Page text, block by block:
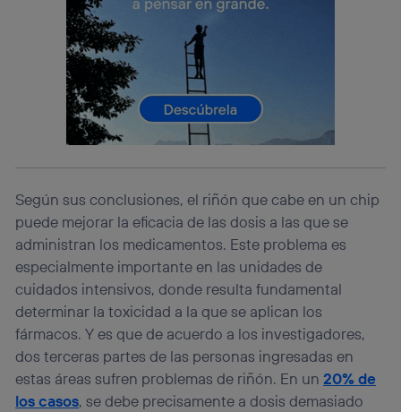
Según sus conclusiones, el riñón que cabe en un chip
puede mejorar la eficacia de las dosis a las que se
administran los medicamentos. Este problema es
especialmente importante en las unidades de
cuidados intensivos, donde resulta fundamental
determinar la toxicidad a la que se aplican los
fármacos. Y es que de acuerdo a los investigadores,
dos terceras partes de las personas ingresadas en
estas áreas sufren problemas de riñón. En un20% de
los casos, se debe precisamente a dosis demasiado
identificador. Típicamente:
Si utilizas unaconexión de banda ancha
el marketing o análisis se realizará en función de las
actividades de navegación de los miembros del hogar
que hayan dado su consentimiento.
Si utilizasdatos móviles, el marketing será más
personalizado, ya que se basará únicamente en la
navegación del usuario del móvil.
Puedes gestionar los consentimientos Utiq seleccionando
visitando el portal de privacidad de Utiq
(“consenthub”) . Para más información, consulta
la
política de privacidad de Utiq.